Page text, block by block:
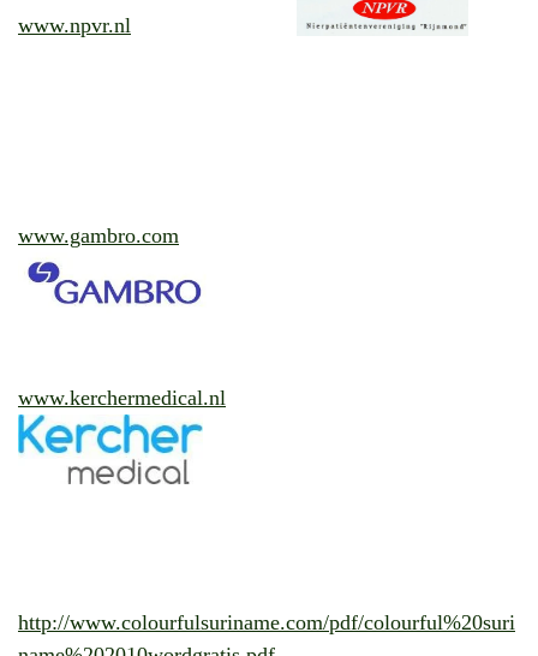
www.npvr.nl
www.gambro.com
www.kerchermedical.nl
http://www.colourfulsuriname.com/pdf/colourful%20suri